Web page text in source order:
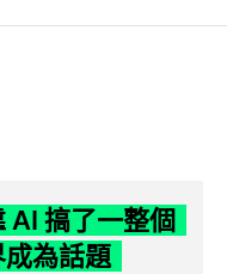
AI 搞了一整個
為話題